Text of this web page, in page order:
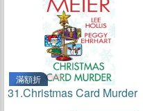
滿額折
31.Christmas Card Murder